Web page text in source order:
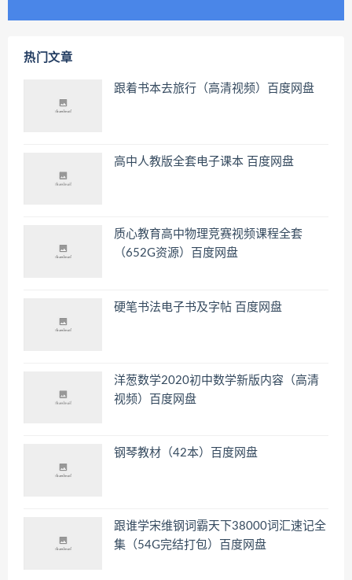
热门文章
跟着书本去旅行（高清视频）百度网盘
高中人教版全套电子课本 百度网盘
质心教育高中物理竞赛视频课程全套
（652G资源）百度网盘
硬笔书法电子书及字帖 百度网盘
洋葱数学2020初中数学新版内容（高清
视频）百度网盘
钢琴教材（42本）百度网盘
跟谁学宋维钢词霸天下38000词汇速记全
集（54G完结打包）百度网盘